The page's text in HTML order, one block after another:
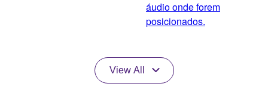
áudio onde forem
posicionados.
View All